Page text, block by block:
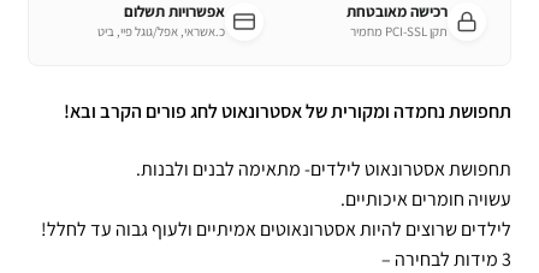
רכישה מאובטחת
תקן PCI-SSL מחמיר
אפשרויות תשלום
כ.אשראי, אפל/גוגל פיי, ביט
תחפושת נחמדה ומקורית של אסטרונאוט לחג פורים הקרב ובא!
תחפושת אסטרונאוט לילדים- מתאימה לבנים ולבנות.
עשויה חומרים איכותיים.
לילדים שרוצים להיות אסטרונאוטים אמיתיים ולעוף גבוה עד לחלל!
3 מידות לבחירה –